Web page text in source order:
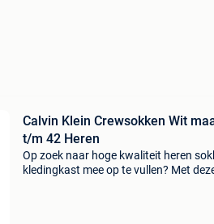
Calvin Klein Crewsokken Wit
t/m 42 Heren
Op zoek naar hoge kwaliteit heren
kledingkast mee op te vullen? Met